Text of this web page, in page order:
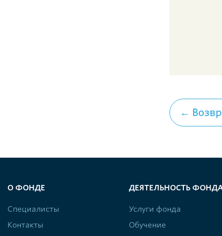
←
О ФОНДЕ
Специалисты
Контакты
ДЕЯТЕЛЬНОСТЬ
Услуги фонда
Обучение